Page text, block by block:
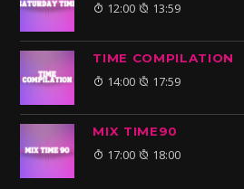
12:00 13:59
TIME COMPILATION
14:00 17:59
MIX TIME90
17:00 18:00